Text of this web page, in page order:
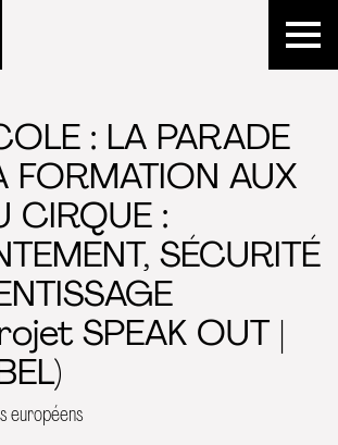
: LA PARADE
FORMATION AUX
CIRQUE :
SÉCURITÉ
SPEAK OUT |
européens